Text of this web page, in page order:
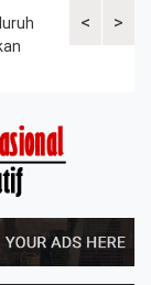
<
Sat Lantas
>